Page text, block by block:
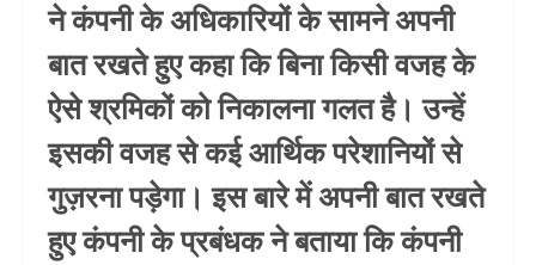
ने कंपनी के अधिकारियों के सामने अपनी
बात रखते हुए कहा कि बिना किसी वजह के
ऐसे श्रमिकों को निकालना गलत है। उन्हें
इसकी वजह से कई आर्थिक परेशानियों से
गुज़रना पड़ेगा। इस बारे में अपनी बात रखते
हुए कंपनी के प्रबंधक ने बताया कि कंपनी